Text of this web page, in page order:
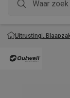
Uitrusting